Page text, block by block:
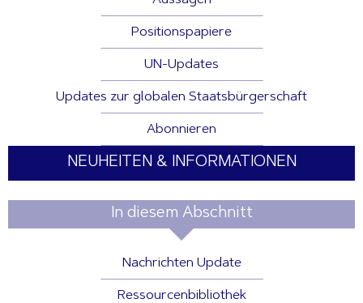
Positionspapiere
UN-Updates
Updates zur globalen Staatsbürgerschaft
Abonnieren
NEUHEITEN & INFORMATIONEN
In diesem Abschnitt
Nachrichten Update
Ressourcenbibliothek